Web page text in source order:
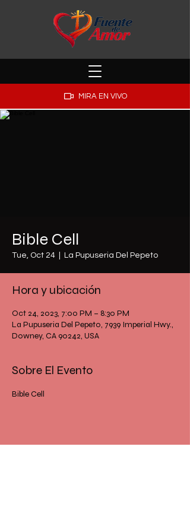
MIRA EN VIVO
Bible Cell
Tue, Oct 24 La Pupuseria Del Pepeto
Hora y ubicación
Oct 24, 2023, 7:00 PM – 8:30 PM
La Pupuseria Del Pepeto, 7939 Imperial Hwy.,
Downey, CA 90242, USA
Sobre El Evento
Bible Cell